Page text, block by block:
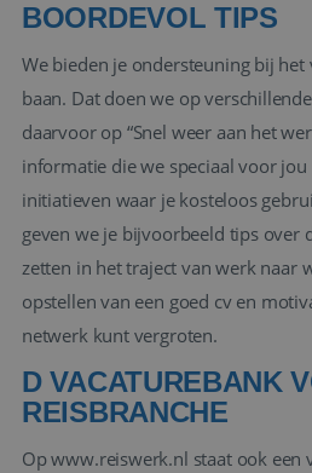
BOORDEVOL TIPS
We bieden je ondersteuning bij
baan. Dat doen we op
daarvoor op “Snel weer aan het
informatie die we speciaal voor
initiatieven waar je kosteloos
geven we je bijvoorbeeld tips over
zetten in het traject van werk naar
opstellen van een goed cv en
netwerk kunt vergroten.
D VACATUREBANK
REISBRANCHE
Op www.reiswerk.nl staat ook een